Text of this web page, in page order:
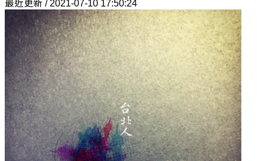
最近更新 / 2021-07-10 17:50:24